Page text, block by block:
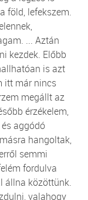
föld, lefekszem.
... Aztán
kezdek. Előbb
is azt
itt már nincs
megállt az
érzékelem,
aggódó
hangoltak,
semmi
fordulva
állna közöttünk.
valahogy